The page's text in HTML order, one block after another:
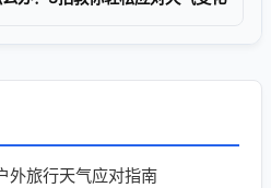
外旅行天气应对指南